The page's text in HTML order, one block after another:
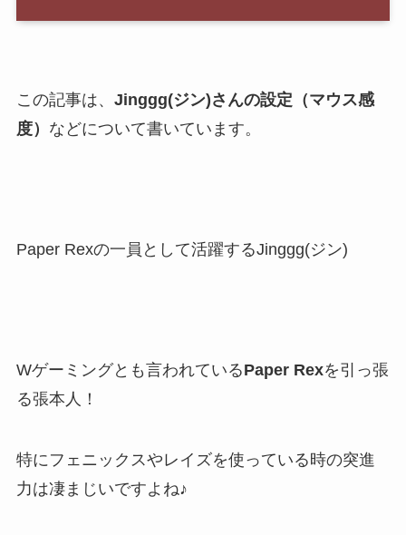
この記事は、 Jinggg(ジン)さんの設定（マウス感
度） などについて書いています。
Paper Rexの一員として活躍するJinggg(ジン)
Wゲーミングとも言われているPaper Rexを引っ張
る張本人！
特にフェニックスやレイズを使っている時の突進
力は凄まじいですよね♪